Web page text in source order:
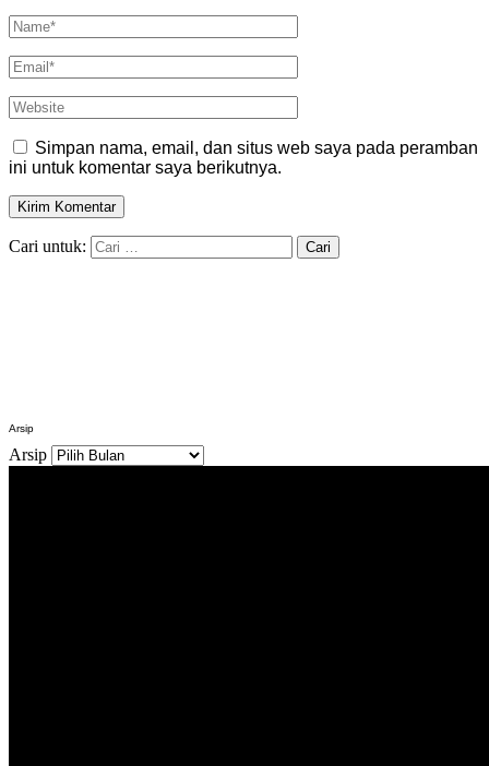
Simpan nama, email, dan situs web saya pada peramban
ini untuk komentar saya berikutnya.
Cari untuk:
Arsip
Arsip